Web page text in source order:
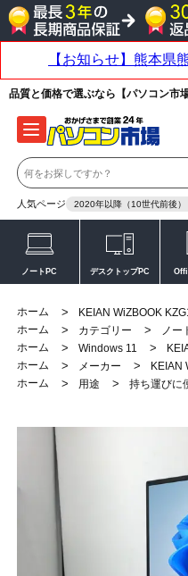
品質と価格で選ぶなら【パソコン市
人気ページ 2020年以降（10世代前後）
ノートPC デスクトップPC
ホーム >
KEIAN WiZBOOK
ホーム
> カテゴリー > ノー
ホーム
> Windows 11 >
ホーム
> メーカー >
KEIAN
ホーム
> 用途 > 持ち運びに